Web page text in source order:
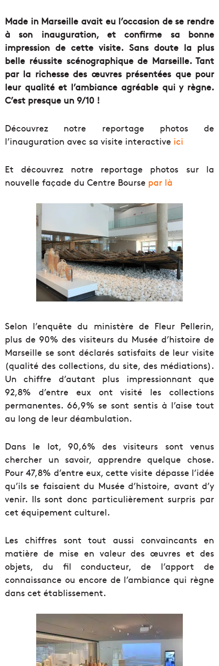
Made in Marseille avait eu l’occasion de se rendre
à son inauguration, et confirme sa bonne
impression de cette visite. Sans doute la plus
belle réussite scénographique de Marseille. Tant
par la richesse des œuvres présentées que pour
leur qualité et l’ambiance agréable qui y règne.
C’est presque un 9/10 !
Découvrez notre reportage photos de
l’inauguration avec sa visite interactive ici
Et découvrez notre reportage photos sur la
nouvelle façade du Centre Bourse par là
Selon l’enquête du ministère de Fleur Pellerin,
plus de 90% des visiteurs du Musée d’histoire de
Marseille se sont déclarés satisfaits de leur visite
(qualité des collections, du site, des médiations).
Un chiffre d’autant plus impressionnant que
92,8% d’entre eux ont visité les collections
permanentes. 66,9% se sont sentis à l’aise tout
au long de leur déambulation.
Dans le lot, 90,6% des visiteurs sont venus
chercher un savoir, apprendre quelque chose.
Pour 47,8% d’entre eux, cette visite dépasse l’idée
qu’ils se faisaient du Musée d’histoire, avant d’y
venir. Ils sont donc particulièrement surpris par
cet équipement culturel.
Les chiffres sont tout aussi convaincants en
matière de mise en valeur des œuvres et des
objets, du fil conducteur, de l’apport de
connaissance ou encore de l’ambiance qui règne
dans cet établissement.